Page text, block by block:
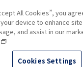
レポー
企業スポ
『魔改造
用 期間従
障がい者
リコー
関する重要な
した模
質問
All Cookies”, you
device to enhance
and assist in our
Cookies Settings